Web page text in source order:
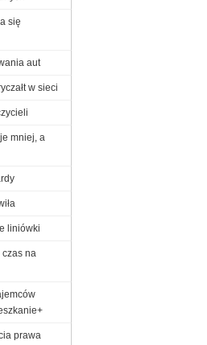
się
aut
w sieci
mniej, a
liniówki
na
prawa